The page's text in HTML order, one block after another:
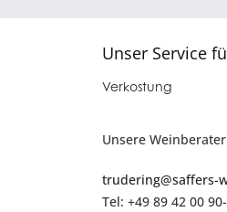
Unser Service
Verkostung
Unsere
trudering@saffers-
Tel: +49 89 42 00